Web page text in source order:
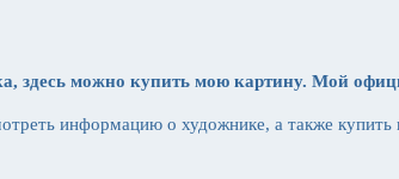
здесь можно купить мою картину. Мой
информацию о художнике, а также купить